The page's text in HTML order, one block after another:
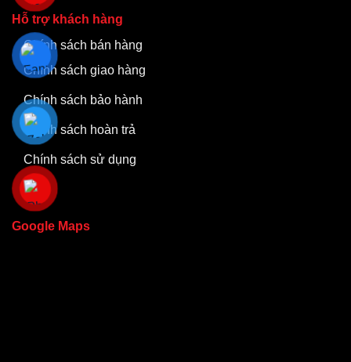
Hỗ trợ khách hàng
Chính sách bán hàng
Chính sách giao hàng
Chính sách bảo hành
Chính sách hoàn trả
Chính sách sử dụng
Google Maps